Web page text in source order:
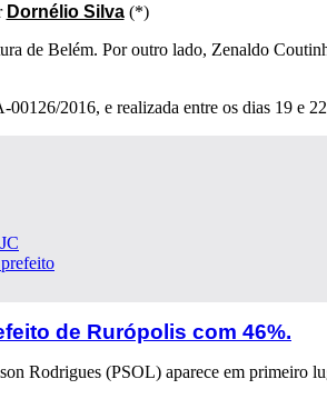
Dornélio Silva(*)
de Belém. Por outro lado, Zenaldo
2016, e realizada entre os dias 19 e
de Rurópolis com 46%.
Rodrigues (PSOL) aparece em